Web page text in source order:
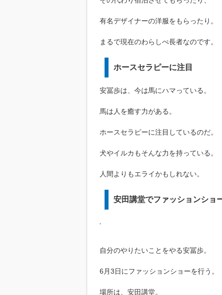
有名デザイナーの洋服をもらったり。
まるで現在のわらしべ長者なのです。
ホースセラピーに注目
安冨歩は、今は馬にハマっている。
馬は人を癒す力がある。
ホースセラピーに注目しているのだ。
犬やイルカもそんな力を持っている。
人間よりもエライかもしれない。
安田講堂でファッションショ
自分のやりたいことをやる安冨歩。
6月3日にファッションショーを行う。
場所は、安田講堂。